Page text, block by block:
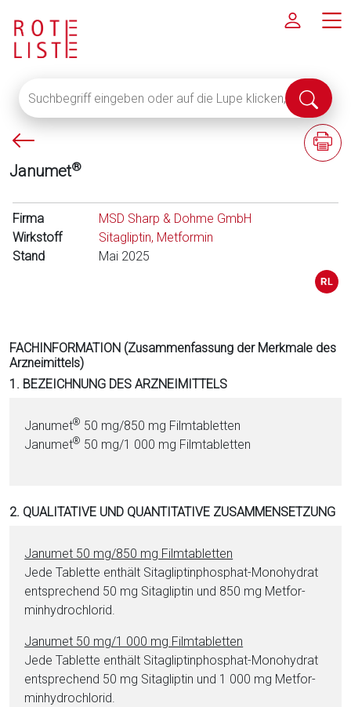
eingeben
oder
auf
Lupe
klicken,
um
alle
Fachinformationen
Suche
P
e
l
l
i
Janumet®
F
a
o
r
t
F
Firma
MSD Sharp & Dohme GmbH
Wirkstoff
Sitagliptin, Metformin
Stand
Mai 2025
FACHINFORMATION (Zusammenfassung der Merkmale des
Arzneimittels)
1. BEZEICHNUNG DES ARZNEIMITTELS
Janumet® 50 mg/850 mg Film­ta­blet­ten
Janumet® 50 mg/1 000 mg Film­ta­blet­ten
2. QUALITATIVE UND QUANTITATIVE ZUSAMMENSETZUNG
Janumet 50 mg/850 mg Film­ta­blet­ten
Jede Ta­blet­te enthält Si­ta­glip­tin­phos­phat-Mo­no­hy­drat
ent­sprechend 50 mg Si­ta­glip­tin und 850 mg Met­for­
min­hy­dro­chlo­rid.
Janumet 50 mg/1 000 mg Film­ta­blet­ten
Jede Ta­blet­te enthält Si­ta­glip­tin­phos­phat-Mo­no­hy­drat
ent­sprechend 50 mg Si­ta­glip­tin und 1 000 mg Met­for­
min­hy­dro­chlo­rid.